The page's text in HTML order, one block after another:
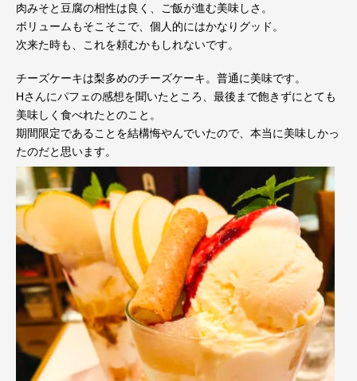
肉みそと豆腐の相性は良く、ご飯が進む美味しさ。
ボリュームもそこそこで、個人的にはかなりグッド。
次来た時も、これを頼むかもしれないです。
チーズケーキは梨多めのチーズケーキ。普通に美味です。
Hさんにパフェの感想を聞いたところ、最後まで飽きずにとても
美味しく食べれたとのこと。
期間限定であることを結構悔やんでいたので、本当に美味しかっ
たのだと思います。